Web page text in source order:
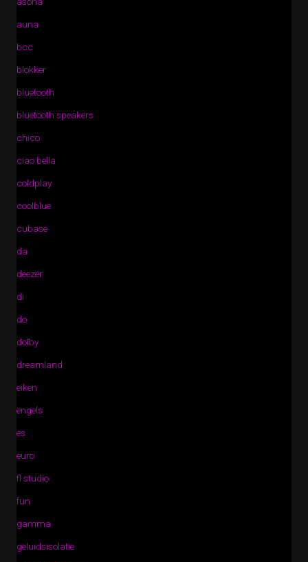
auna
bcc
blokker
bluetooth
bluetooth speakers
chico
ciao bella
coldplay
coolblue
cubase
da
deezer
di
do
dolby
dreamland
eiken
engels
es
euro
fl studio
fun
gamma
geluidsisolatie